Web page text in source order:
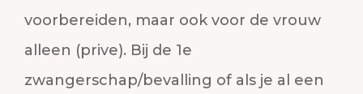
voorbereiden, maar ook voor de vrouw
alleen (prive). Bij de 1e
zwangerschap/bevalling of als je al een